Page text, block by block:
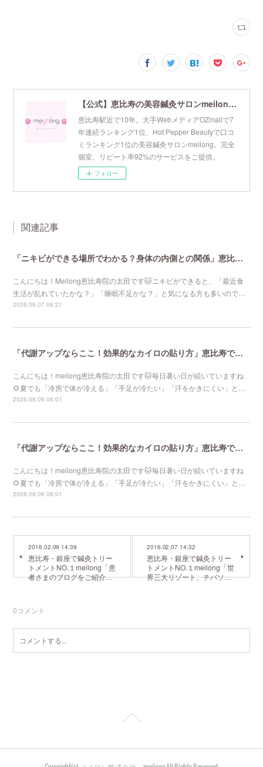
【公式】恵比寿の美容鍼灸サロンmeilong｜ツボを押さえた針・お灸の治療で美容と健康を叶えます
恵比寿駅近で10年。大手WebメディアOZmallで7
年連続ランキング1位、Hot Pepper Beautyで口コ
ミランキング1位の美容鍼灸サロンmeilong。完全
個室、リピート率92%のサービスをご提供。
フォロー
関連記事
「ニキビができる場所でわかる？身体の内側との関係」恵比寿で口コミNo 1美容鍼灸ならmeilong
こんにちは！Meilong恵比寿院の太田です🐱ニキビができると、「最近食
生活が乱れていたかな？」「睡眠不足かな？」と気になる方も多いので…
2026.08.07 06:21
「代謝アップならここ！効果的なカイロの貼り方」恵比寿で口コミNo 1美容鍼灸ならmeilong
こんにちは！meilong恵比寿院の太田です🐱毎日暑い日が続いていますね
🌻夏でも「冷房で体が冷える」「手足が冷たい」「汗をかきにくい」と…
2026.08.06 06:01
「代謝アップならここ！効果的なカイロの貼り方」恵比寿で口コミNo 1美容鍼灸ならmeilong
こんにちは！meilong恵比寿院の太田です🐱毎日暑い日が続いていますね
🌻夏でも「冷房で体が冷える」「手足が冷たい」「汗をかきにくい」と…
2026.08.06 06:01
2016.02.09 14:39
恵比寿・銀座で鍼灸トリー
トメントNO.１meilong「患
者さまのブログをご紹介…
2016.02.07 14:32
恵比寿・銀座で鍼灸トリー
トメントNO.１meilong「世
界三大リゾート、チバソ…
0コメント